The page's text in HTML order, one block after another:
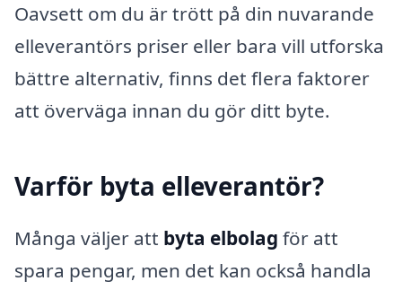
Oavsett om du är trött på din nuvarande
elleverantörs priser eller bara vill utforska
bättre alternativ, finns det flera faktorer
att överväga innan du gör ditt byte.
Varför byta elleverantör?
Många väljer att byta elbolag för att
spara pengar, men det kan också handla